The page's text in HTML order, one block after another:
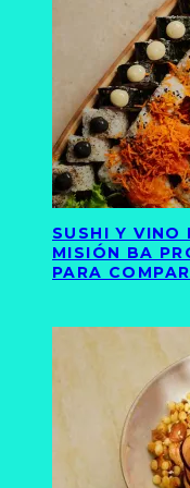
SUSHI Y VINO
MISIÓN BA
PARA